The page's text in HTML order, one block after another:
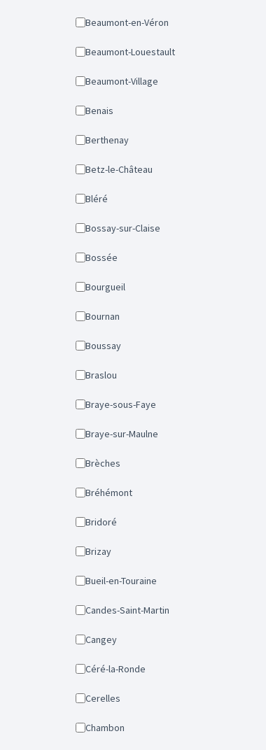
Beaumont-en-Véron
Beaumont-Louestault
Beaumont-Village
Benais
Berthenay
Betz-le-Château
Bléré
Bossay-sur-Claise
Bossée
Bourgueil
Bournan
Boussay
Braslou
Braye-sous-Faye
Braye-sur-Maulne
Brèches
Bréhémont
Bridoré
Brizay
Bueil-en-Touraine
Candes-Saint-Martin
Cangey
Céré-la-Ronde
Cerelles
Chambon